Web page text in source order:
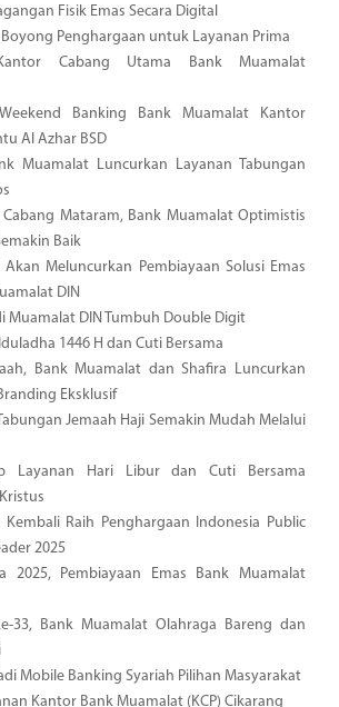
Fisik Emas Secara Digital
Penghargaan untuk Layanan Prima
Cabang Utama Bank Muamalat
Banking Bank Muamalat Kantor
Al Azhar BSD
Muamalat Luncurkan Layanan Tabungan
Cabang Mataram, Bank Muamalat Optimistis
Baik
Akan Meluncurkan Pembiayaan Solusi Emas
DIN
Muamalat DIN Tumbuh Double Digit
1446 H dan Cuti Bersama
Bank Muamalat dan Shafira Luncurkan
Eksklusif
Jemaah Haji Semakin Mudah Melalui
Layanan Hari Libur dan Cuti Bersama
Kembali Raih Penghargaan Indonesia Public
2025
2025, Pembiayaan Emas Bank Muamalat
33, Bank Muamalat Olahraga Bareng dan
Mobile Banking Syariah Pilihan Masyarakat
Kantor Bank Muamalat (KCP) Cikarang